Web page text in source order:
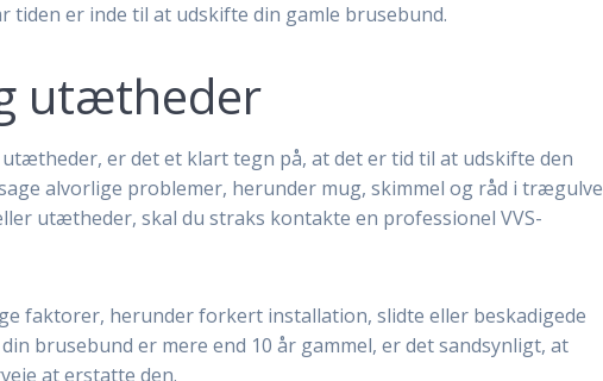
tiden er inde til at udskifte din gamle brusebund.
utætheder
er det et klart tegn på, at det er tid til at udskifte den
alvorlige problemer, herunder mug, skimmel og råd i trægulve
utætheder, skal du straks kontakte en professionel VVS-
faktorer, herunder forkert installation, slidte eller beskadigede
brusebund er mere end 10 år gammel, er det sandsynligt, at
at erstatte den.